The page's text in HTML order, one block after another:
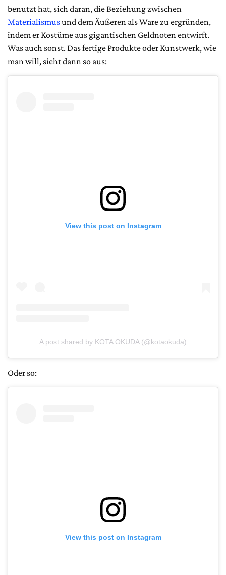
benutzt hat, sich daran, die Beziehung zwischen
Materialismusund dem Äußeren als Ware zu ergründen,
indem er Kostüme aus gigantischen Geldnoten entwirft.
Was auch sonst. Das fertige Produkte oder Kunstwerk, wie
man will, sieht dann so aus:
View this post on Instagram
A post shared by KOTA OKUDA (@kotaokuda)
Oder so:
View this post on Instagram